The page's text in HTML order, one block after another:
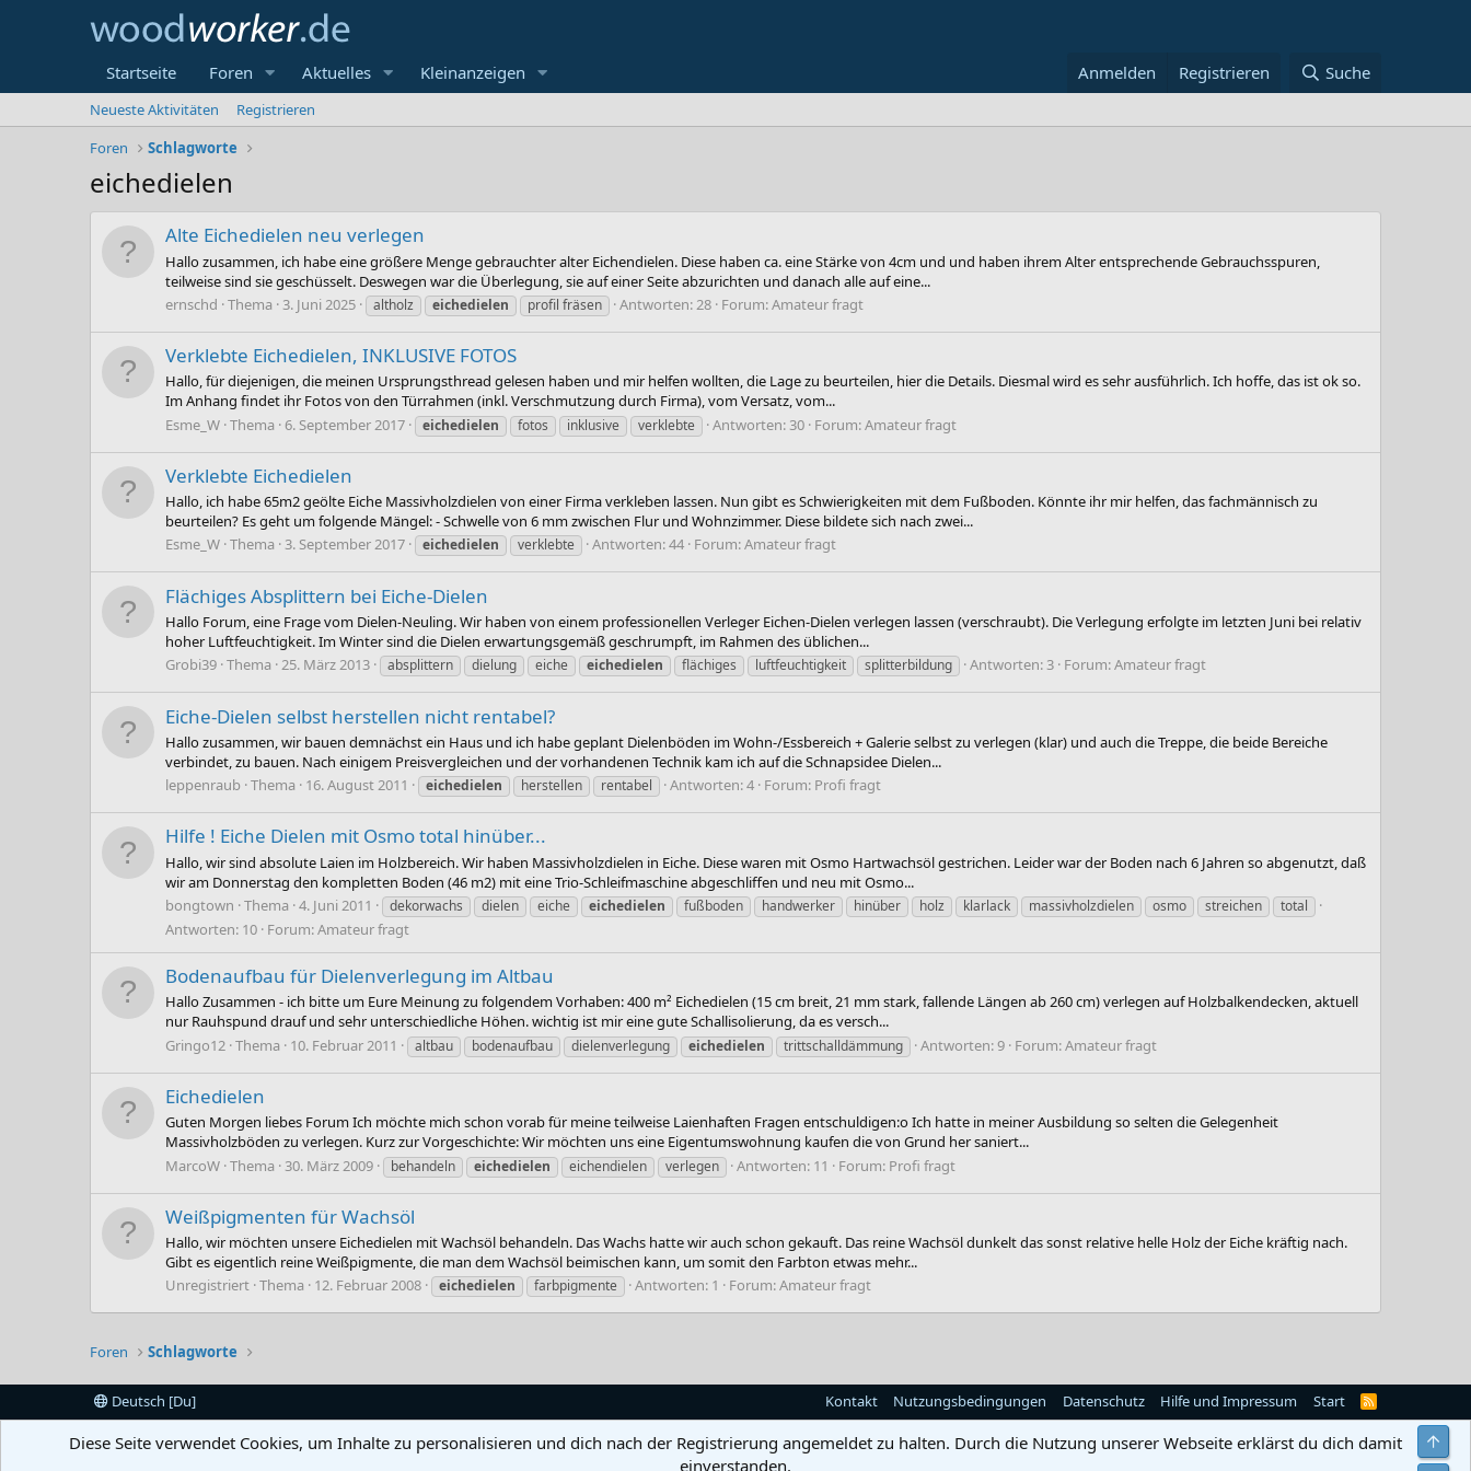
Startseite Foren Aktuelles Kleinanzeigen Anmelden Registrieren Suche
Neueste Aktivitäten
Registrieren
Foren
Schlagworte
eichedielen
Alte Eichedielen neu verlegen
Hallo zusammen, ich habe eine größere Menge gebrauchter alter Eichendielen. Diese haben ca. eine Stärke von 4cm und und haben ihrem Alter entsprechende Gebrauchsspuren,
teilweise sind sie geschüsselt. Deswegen war die Überlegung, sie auf einer Seite abzurichten und danach alle auf eine...
ernschd Thema 3. Juni 2025 altholz eichedielen profil fräsen Antworten: 28 Forum:Amateur fragt
Verklebte Eichedielen, INKLUSIVE FOTOS
Hallo, für diejenigen, die meinen Ursprungsthread gelesen haben und mir helfen wollten, die Lage zu beurteilen, hier die Details. Diesmal wird es sehr ausführlich. Ich hoffe, das ist ok so.
Im Anhang findet ihr Fotos von den Türrahmen (inkl. Verschmutzung durch Firma), vom Versatz, vom...
Esme_W Thema 6. September 2017 eichedielen fotos inklusive verklebte Antworten: 30 Forum:Amateur fragt
Verklebte Eichedielen
Hallo, ich habe 65m2 geölte Eiche Massivholzdielen von einer Firma verkleben lassen. Nun gibt es Schwierigkeiten mit dem Fußboden. Könnte ihr mir helfen, das fachmännisch zu
beurteilen? Es geht um folgende Mängel: - Schwelle von 6 mm zwischen Flur und Wohnzimmer. Diese bildete sich nach zwei...
Esme_W Thema 3. September 2017 eichedielen verklebte Antworten: 44 Forum:Amateur fragt
Flächiges Absplittern bei Eiche-Dielen
Hallo Forum, eine Frage vom Dielen-Neuling. Wir haben von einem professionellen Verleger Eichen-Dielen verlegen lassen (verschraubt). Die Verlegung erfolgte im letzten Juni bei relativ
hoher Luftfeuchtigkeit. Im Winter sind die Dielen erwartungsgemäß geschrumpft, im Rahmen des üblichen...
Grobi39 Thema 25. März 2013 absplittern dielung eiche eichedielen flächiges luftfeuchtigkeit splitterbildung Antworten: 3 Forum:Amateur fragt
Eiche-Dielen selbst herstellen nicht rentabel?
Hallo zusammen, wir bauen demnächst ein Haus und ich habe geplant Dielenböden im Wohn-/Essbereich + Galerie selbst zu verlegen (klar) und auch die Treppe, die beide Bereiche
verbindet, zu bauen. Nach einigem Preisvergleichen und der vorhandenen Technik kam ich auf die Schnapsidee Dielen...
leppenraub Thema 16. August 2011 eichedielen herstellen rentabel Antworten: 4 Forum: Profi fragt
Hilfe ! Eiche Dielen mit Osmo total hinüber...
Hallo, wir sind absolute Laien im Holzbereich. Wir haben Massivholzdielen in Eiche. Diese waren mit Osmo Hartwachsöl gestrichen. Leider war der Boden nach 6 Jahren so abgenutzt, daß
wir am Donnerstag den kompletten Boden (46 m2) mit eine Trio-Schleifmaschine abgeschliffen und neu mit Osmo...
bongtown Thema 4. Juni 2011 dekorwachs dielen eiche eichedielen fußboden handwerker hinüber holz klarlack massivholzdielen osmo streichen total
Antworten: 10 Forum:Amateur fragt
Bodenaufbau für Dielenverlegung im Altbau
Hallo Zusammen - ich bitte um Eure Meinung zu folgendem Vorhaben: 400 m² Eichedielen (15 cm breit, 21 mm stark, fallende Längen ab 260 cm) verlegen auf Holzbalkendecken, aktuell
nur Rauhspund drauf und sehr unterschiedliche Höhen. wichtig ist mir eine gute Schallisolierung, da es versch...
Gringo12 Thema 10. Februar 2011 altbau bodenaufbau dielenverlegung eichedielen trittschalldämmung Antworten: 9 Forum:Amateur fragt
Eichedielen
Guten Morgen liebes Forum Ich möchte mich schon vorab für meine teilweise Laienhaften Fragen entschuldigen:o Ich hatte in meiner Ausbildung so selten die Gelegenheit
Massivholzböden zu verlegen. Kurz zur Vorgeschichte: Wir möchten uns eine Eigentumswohnung kaufen die von Grund her saniert...
MarcoW Thema 30. März 2009 behandeln eichedielen eichendielen verlegen Antworten: 11 Forum: Profi fragt
Weißpigmenten für Wachsöl
Hallo, wir möchten unsere Eichedielen mit Wachsöl behandeln. Das Wachs hatte wir auch schon gekauft. Das reine Wachsöl dunkelt das sonst relative helle Holz der Eiche kräftig nach.
Gibt es eigentlich reine Weißpigmente, die man dem Wachsöl beimischen kann, um somit den Farbton etwas mehr...
Unregistriert Thema 12. Februar 2008 eichedielen farbpigmente Antworten: 1 Forum:Amateur fragt
Foren Schlagworte
Deutsch [Du] Kontakt Nutzungsbedingungen Datenschutz Hilfe und Impressum Start
R
Diese Seite verwendet Cookies, um Inhalte zu personalisieren und dich nach der Registrierung angemeldet zu halten. Durch die Nutzung unserer Webseite erklärst du dich damit
einverstanden.